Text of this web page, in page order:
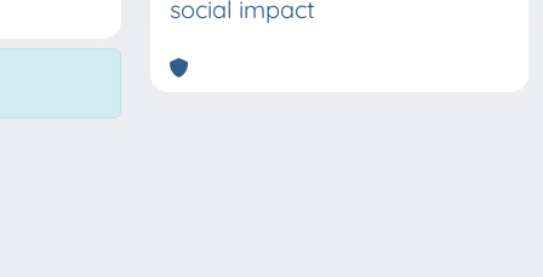
social impact